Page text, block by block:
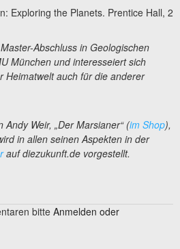
Exploring the Planets. Prentice Hall, 2
Abschluss in Geologischen
München und interesseiert sich
Heimatwelt auch für die anderer
Weir, „Der Marsianer“ (im Shop),
in allen seinen Aspekten in der
auf diezukunft.de vorgestellt.
bitte Anmelden oder